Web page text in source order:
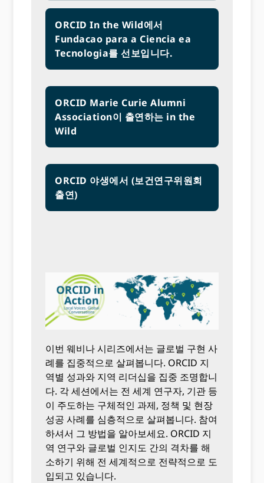
ORCID In the Wild에서
Fundacao para a Ciencia ea
Tecnologia를 선보입니다.
ORCID Marie Curie Alumni
Association이 출연하는 in the
Wild
ORCID 야생에서 (보건연구위원회
출연)
이번 웨비나 시리즈에서는 글로벌 구현 사
례를 집중적으로 살펴봅니다. ORCID 지
역별 성과와 지역 리더십을 집중 조명합니
다. 각 세션에서는 전 세계 연구자, 기관 등
이 주도하는 구체적인 과제, 정책 및 현장
성공 사례를 심층적으로 살펴봅니다. 참여
하셔서 그 방법을 알아보세요. ORCID 지
역 연구와 글로벌 인지도 간의 격차를 해
소하기 위해 전 세계적으로 전략적으로 도
입되고 있습니다.